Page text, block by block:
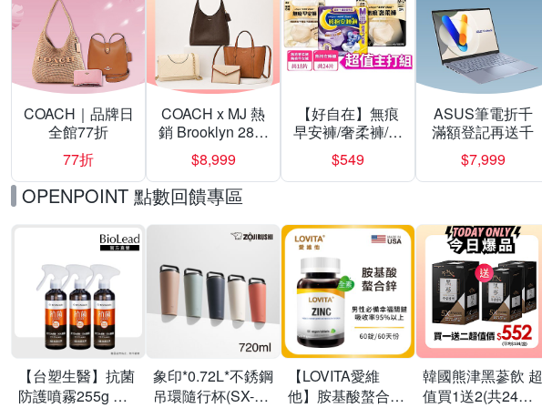
COACH｜品牌日
全館77折
77折
COACH x MJ 熱
銷 Brooklyn 28／
兩用／斜背包均
一價-多款可選
$8,999
【好自在】無痕
早安褲/奢柔褲/熊
抱安睡褲 超值組
任選一組 -生理
褲/衛生棉褲(無痕
24片)
$549
ASUS筆電折千
滿額登記再送千
$7,999
OPENPOINT 點數回饋專區
【台塑生醫】抗菌
防護噴霧255g 三
象印*0.72L*不銹鋼
吊環隨行杯(SX-
【LOVITA愛維
他】胺基酸螯合鋅
韓國熊津黑蔘飲 超
值買1送2(共24入